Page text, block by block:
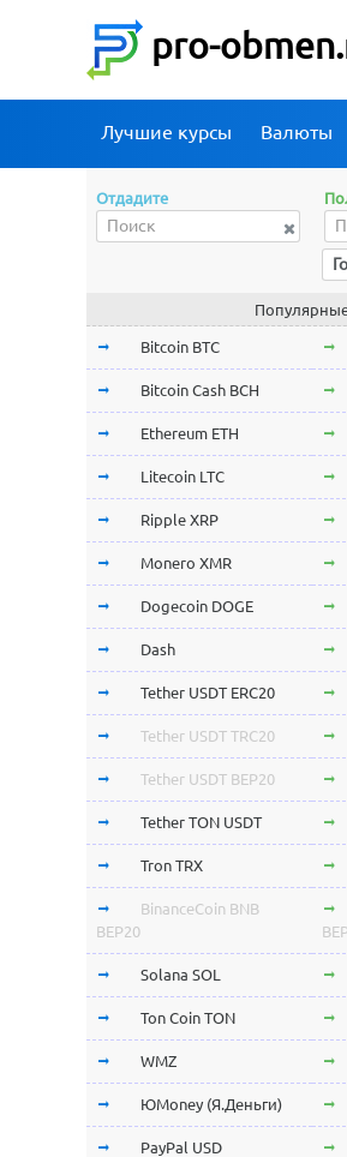
pro-
Лучшие курсы Валюты
Отдадите
Bitcoin BTC
Bitcoin Cash BCH
Ethereum ETH
Litecoin LTC
Ripple XRP
Monero XMR
Dogecoin DOGE
Dash
Tether USDT ERC20
Tether USDT TRC20
Tether USDT BEP20
Tether TON USDT
Tron TRX
BinanceCoin BNB
BEP20
Solana SOL
Ton Coin TON
WMZ
ЮMoney (Я.Деньги)
PayPal USD